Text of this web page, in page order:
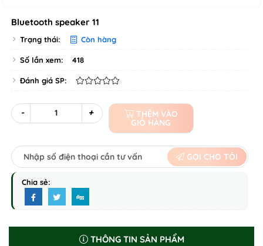
Bluetooth speaker 11
Trạng thái: Còn hàng
Số lần xem: 418
Đánh giá SP:
- +
THÊM VÀO
GIỎ HÀNG
GỌI CHO TÔI
Chia sẻ:
THÔNG TIN SẢN PHẨM